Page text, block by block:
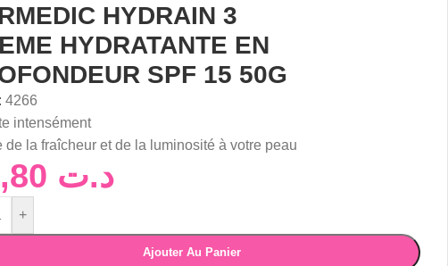
HYDRAIN 3
HYDRATANTE EN
SPF 15 50G
4266
intensément
de la fraîcheur et de la luminosité à votre peau
د.ت
+
Ajouter Au Panier